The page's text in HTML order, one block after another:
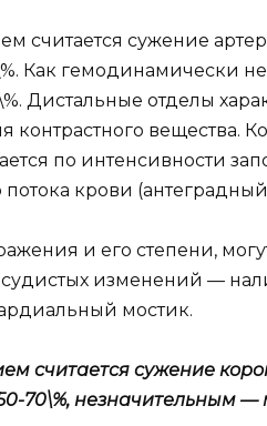
считается сужение
Как гемодинамически
Дистальные отделы
вещества.
по интенсивности
крови
и его степени,
изменений —
мостик.
считается сужение
70\%, незначительным —